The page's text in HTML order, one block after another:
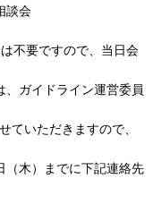
会
不要ですので、当日会
ライン運営委員
きますので、
に下記連絡先